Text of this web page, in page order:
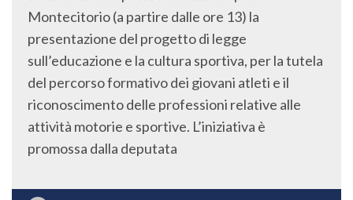
Montecitorio (a partire dalle ore 13) la
presentazione del progetto di legge
sull’educazione e la cultura sportiva, per la tutela
del percorso formativo dei giovani atleti e il
riconoscimento delle professioni relative alle
attività motorie e sportive. L’iniziativa è
promossa dalla deputata